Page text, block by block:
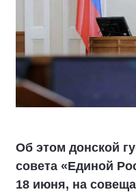
Об этом донской
совета «Единой
18 июня, на